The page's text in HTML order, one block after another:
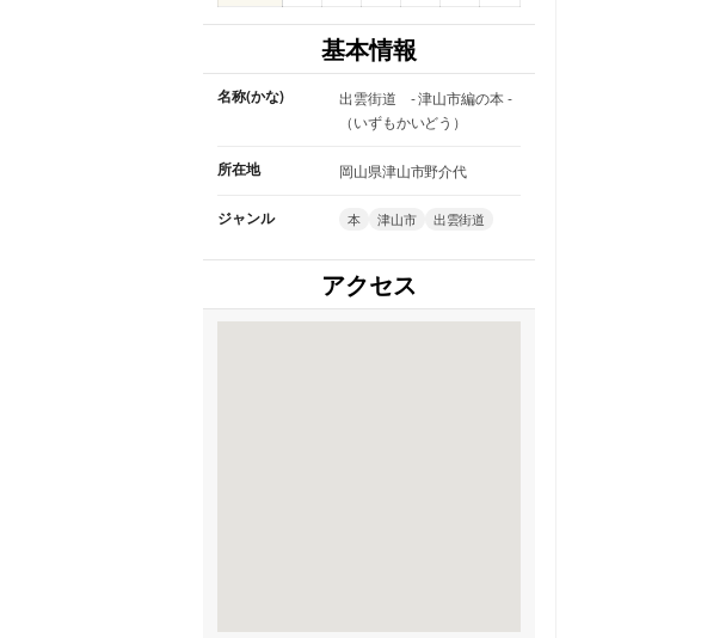
基本情報
名称(かな)
出雲街道 - 津山市編の本 -
（いずもかいどう）
所在地 岡山県津山市野介代
ジャンル 本 津山市 出雲街道
アクセス